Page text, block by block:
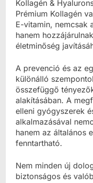
Kollagén &
Prémium Kollagén
E-vitamin, nemcsak
hanem
életminőség
A prevenció és az
különálló
összefüggő
alakításában. A
elleni gyógyszerek
alkalmazásával
hanem az általános
fenntartható.
Nem minden új
biztonságos és